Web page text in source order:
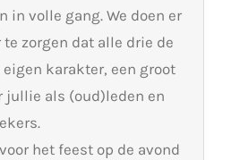
in volle gang. We doen er
zorgen dat alle drie de
karakter, een groot
jullie als (oud)leden en
het feest op de avond